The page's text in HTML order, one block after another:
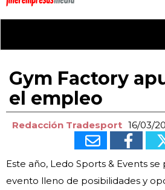
Gym Factory
el empleo
Redacción Tradesport 16/03/
Este año, Ledo Sports & Events
evento lleno de posibilidades y